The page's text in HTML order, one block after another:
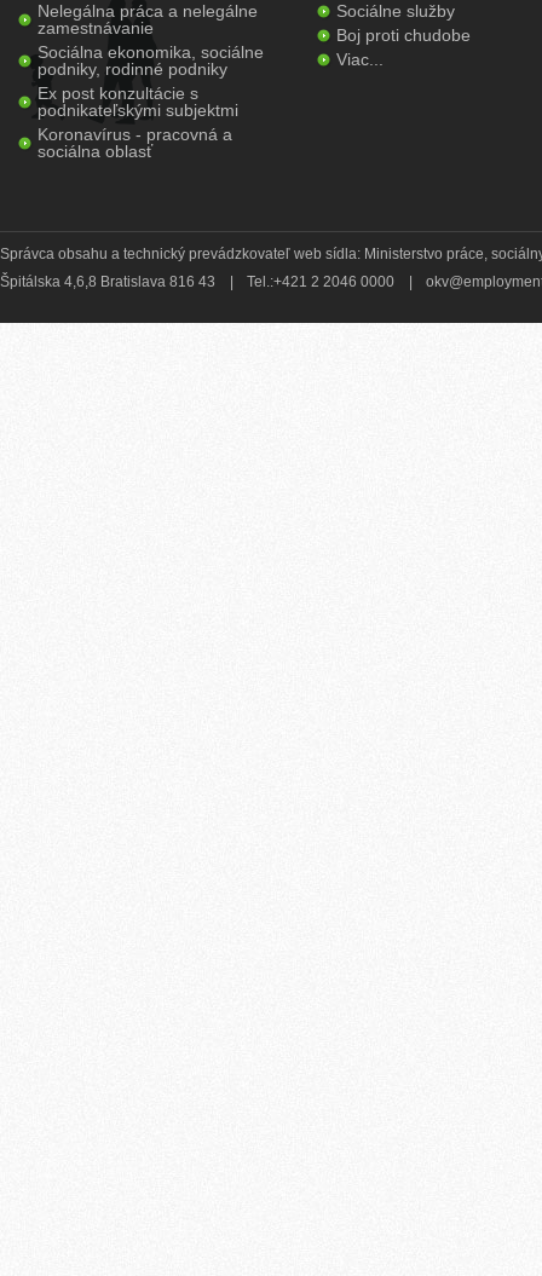
Nelegálna práca a nelegálne
zamestnávanie
Sociálna ekonomika, sociálne
podniky, rodinné podniky
Ex post konzultácie s
podnikateľskými subjektmi
Koronavírus - pracovná a
sociálna oblasť
Sociálne služby
Boj proti chudobe
Viac...
Správca obsahu a technický prevádzkovateľ web sídla: Ministerstvo práce,
Špitálska 4,6,8 Bratislava 816 43
Tel.:+421 2 2046 0000